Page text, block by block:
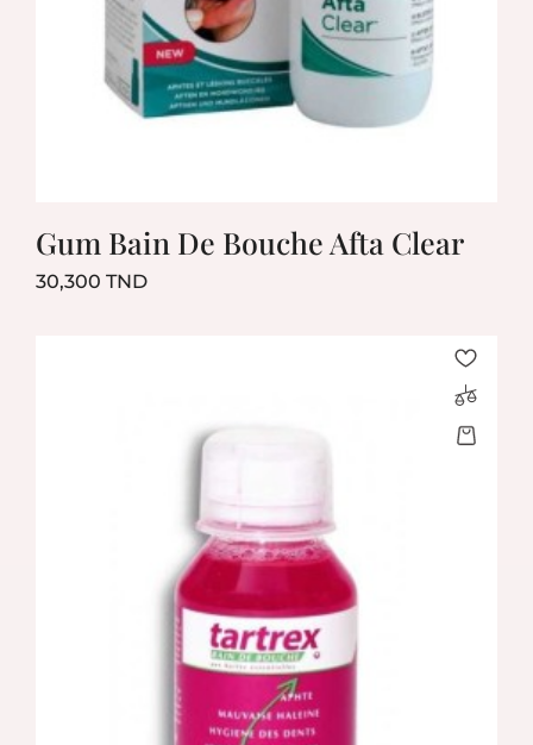
Gum Bain De Bouche Afta Clear
30,300 TNDPrix